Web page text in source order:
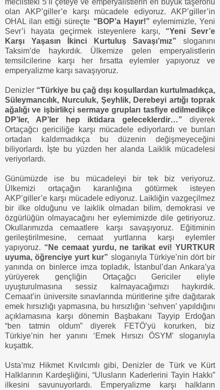
meclisteki 5’li çeteye ve emperyalistlerin en büyük taşeronu
olan AKP’giller’e karşı mücadele ediyoruz. AKP’giller’in
OHAL ilan ettiği süreçte “BOP’a Hayır!” eylemimizle, Yeni
Sevr’i hayata geçirmek isteyenlere karşı, “Yeni Sevr’e
Karşı Yaşasın İkinci Kurtuluş Savaşı’mız” sloganını
Taksim’de haykırdık. Ülkemize gelen emperyalistlerin
temsilcilerine karşı her fırsatta eylemler yapıyoruz ve
emperyalizme karşı savaşıyoruz.
Denizler “Türkiye bu çağ dışı koşullardan kurtulmadıkça,
Süleymancılık, Nurculuk, Şeyhlik, Derebeyi artığı toprak
ağalığı ve işbirlikçi sermaye grupları tasfiye edilmedikçe
DP’ler, AP’ler hep iktidara geleceklerdir…” diyerek
Ortaçağcı gericiliğe karşı mücadele ediyorlardı ve bunları
ortadan kaldırmadıkça bu düzenin değişmeyeceğini
biliyorlardı. İşte bu yüzden her alanda Laiklik mücadelesi
veriyorlardı.
Günümüzde ise bu mücadeleyi bir tek biz veriyoruz.
Ülkemizi ortaçağın karanlığına götürmek isteyen
AKP’giller’e karşı mücadele ediyoruz. Laikliğin vazgeçilmez
bir ilke olduğunu ve laiklik olmadan bilim, demokrasi ve
özgürlüğün olmayacağını her eylemimizde dile getiriyoruz.
Okullarımızda cemaatlere karşı savaşıyoruz. Eğitiminin
gerileştirilmesine, cemaat yurtlarına karşı eylemler
yapıyoruz. “Ne cemaat yurdu, ne tarikat evi! YURTKUR
uyuma, öğrenciye yurt kur” sloganıyla Türkiye’nin dört bir
yanında on binlerce imza topladık, İstanbul’dan Ankara’ya
yürüyerek gençliğin Ortaçağcı Gericiler eliyle
uyuşturulmasına sessiz kalmayacağımızı haykırdık.
Cemaat’in üniversite sınavlarında müritlerine şifre dağıtarak
emek hırsızlığı yapmasına, bu hırsızlığın ‘sehven’ yapıldığını
açıklamasına karşı dönemin Başbakanı Tayyip Erdoğan
“ben tatmin oldum” diyerek FETÖ’yü korurken, biz
Türkiye’nin her yanını ‘Emek Hırsızı ÖSYM’ sloganıyla
kuşattık.
Usta’mız Hikmet Kıvılcımlı gibi, Denizler de Türk ve Kürt
Halklarının Kardeşliğini, “Ulusların Kaderlerini Tayin Hakkı”
ilkesini savunuyorlardı. Emperyalizme karşı halkların